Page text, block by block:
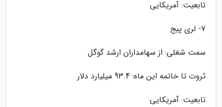
تابعیت: آمریکایی
7- لری پیج
سمت شغلی: از سهامداران ارشد گوگل
ثروت تا خاتمه این ماه: 93.4 میلیارد دلار
تابعیت: آمریکایی